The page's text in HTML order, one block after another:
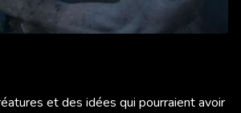
et des idées qui pourraient avoir